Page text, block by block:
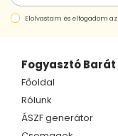
Fogyasztó Barát
Főoldal
Rólunk
ÁSZF generátor
Elolvastam és elfogadom az